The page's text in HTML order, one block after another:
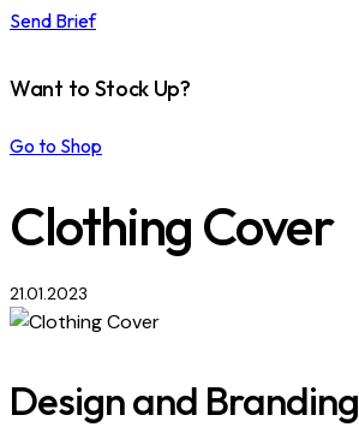
Send Brief
Want to Stock Up?
Go to Shop
Clothing Cover
21.01.2023
Design and Branding